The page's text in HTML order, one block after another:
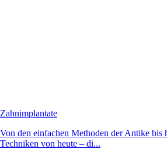
Zahnimplantate
Von den einfachen Methoden der Antike bis
Techniken von heute – di...